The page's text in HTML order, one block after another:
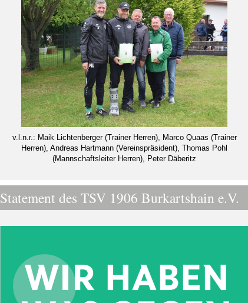
v.l.n.r.: Maik Lichtenberger (Trainer Herren), Marco Quaas (Trainer
Herren), Andreas Hartmann (Vereinspräsident), Thomas Pohl
(Mannschaftsleiter Herren), Peter Däberitz
Statement des TSV 1906 Burkartshain e.V.